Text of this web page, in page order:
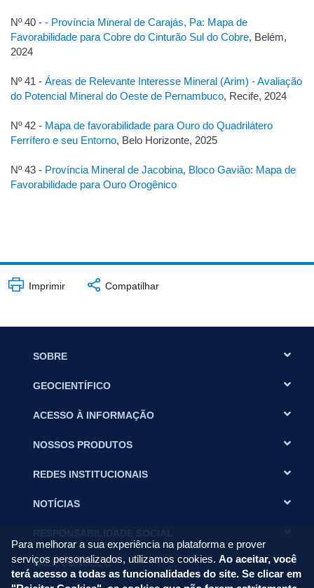
Nº 40 - - Província Mineral de Carajás, Pa: Mapa de
Favorabilidade para Cobre do Cinturão Sul do Cobre, Belém,
2024
Nº 41 - Áreas de Relevante Interesse Mineral (Arim) - Avaliação
do Potencial Mineral do Oeste de Pernambuco, Recife, 2024
Nº 42 - Mapa de favorabilidade para Ouro do Quadrilátero
Ferrífero e seu Entorno, Belo Horizonte, 2025
Nº 43 - Província Mineral de Jacobina, Bloco Gavião: Mapa de
Favorabilidade para Ouro Orogênico
Imprimir Compatilhar
SOBRE
GEOCIENTÍFICO
ACESSO À INFORMAÇÃO
NOSSOS PRODUTOS
REDES INSTITUCIONAIS
NOTÍCIAS
FALE CONOSCO
Para melhorar a sua experiência na plataforma e prover
serviços personalizados, utilizamos cookies. Ao aceitar, você
terá acesso a todas as funcionalidades do site. Se clicar em